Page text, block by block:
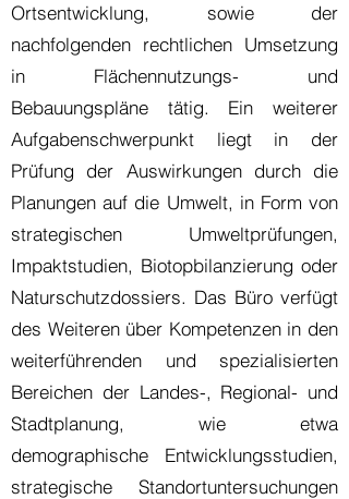
Ortsentwicklung, sowie der
nachfolgenden rechtlichen Umsetzung
in Flächennutzungs- und
Bebauungspläne tätig. Ein weiterer
Aufgabenschwerpunkt liegt in der
Prüfung der Auswirkungen durch die
Planungen auf die Umwelt, in Form von
strategischen Umweltprüfungen,
Impaktstudien, Biotopbilanzierung oder
Naturschutzdossiers. Das Büro verfügt
des Weiteren über Kompetenzen in den
weiterführenden und spezialisierten
Bereichen der Landes-, Regional- und
Stadtplanung, wie etwa
demographische Entwicklungsstudien,
strategische Standortuntersuchungen